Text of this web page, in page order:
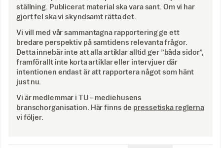
ställning. Publicerat material ska vara sant. Om vi har
gjort fel ska vi skyndsamt rätta det.
Vi vill med vår sammantagna rapportering ge ett
bredare perspektiv på samtidens relevanta frågor.
Detta innebär inte att alla artiklar alltid ger ”båda sidor”,
framförallt inte korta artiklar eller intervjuer där
intentionen endast är att rapportera något som hänt
just nu.
Vi är medlemmar i TU – mediehusens
branschorganisation. Här finns de pressetiska reglerna
vi följer.